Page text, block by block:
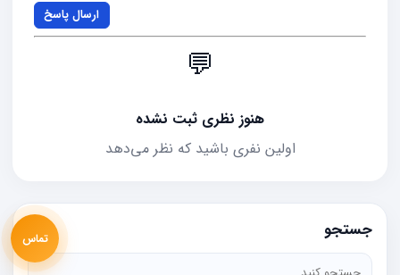
ارسال پاسخ
💬
هنوز نظری ثبت نشده
اولین نفری باشید که نظر می‌دهد
جستجو تماس